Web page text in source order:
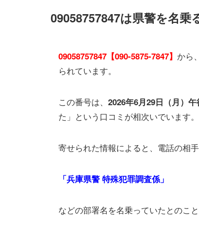
09058757847は県警を名乗
09058757847【090-5875-7847】 から
られています。
この番号は、 2026年6月29日（月）
た」という口コミが相次いでいます。
寄せられた情報によると、電話の相
「兵庫県警 特殊犯罪調査係」
などの部署名を名乗っていたとのこと